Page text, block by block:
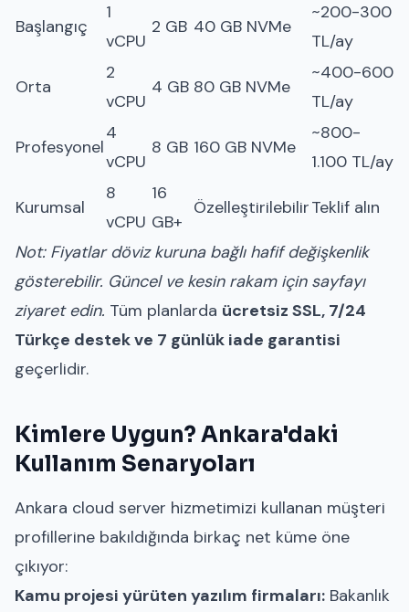
Başlangıç
1
vCPU
2 GB 40 GB NVMe
~200-300
TL/ay
Orta
2
vCPU
4 GB 80 GB NVMe
~400-600
TL/ay
Profesyonel
4
vCPU
8 GB 160 GB NVMe
~800-
1.100 TL/ay
Kurumsal
8
vCPU
16
GB+
ÖzelleştirilebilirTeklif alın
Not: Fiyatlar döviz kuruna bağlı hafif değişkenlik
gösterebilir. Güncel ve kesin rakam için sayfayı
ziyaret edin. Tüm planlarda ücretsiz SSL, 7/24
Türkçe destek ve 7 günlük iade garantisi
geçerlidir.
Kimlere Uygun? Ankara'daki
Kullanım Senaryoları
Ankara cloud server hizmetimizi kullanan müşteri
profillerine bakıldığında birkaç net küme öne
çıkıyor:
Kamu projesi yürüten yazılım firmaları: Bakanlık